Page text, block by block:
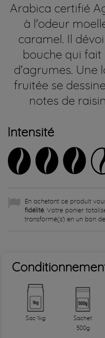
Arabica certifié
à l'odeur
caramel. Il
bouche qui
d'agrumes. Une
fruitée se
notes de
Intensité
En achetant ce produit
fidélité . Votre panier
transformé(s) en un bon
Sac 1kg
Sachet
500g